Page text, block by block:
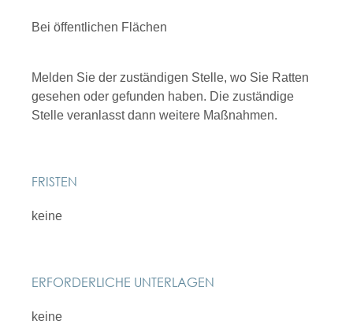
Bei öffentlichen Flächen
Melden Sie der zuständigen Stelle, wo Sie Ratten
gesehen oder gefunden haben. Die zuständige
Stelle veranlasst dann weitere Maßnahmen.
FRISTEN
keine
ERFORDERLICHE UNTERLAGEN
keine